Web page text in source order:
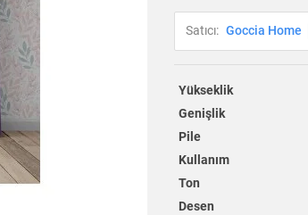
Satıcı: Goccia Home
Yükseklik
Genişlik
Pile
Kullanım
Ton
Desen